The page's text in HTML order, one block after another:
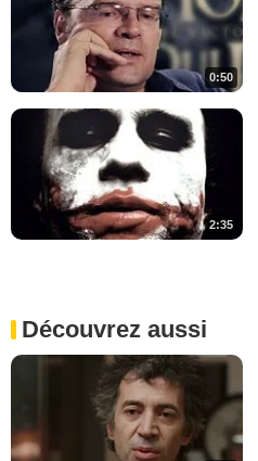
0:50
2:35
Découvrez aussi